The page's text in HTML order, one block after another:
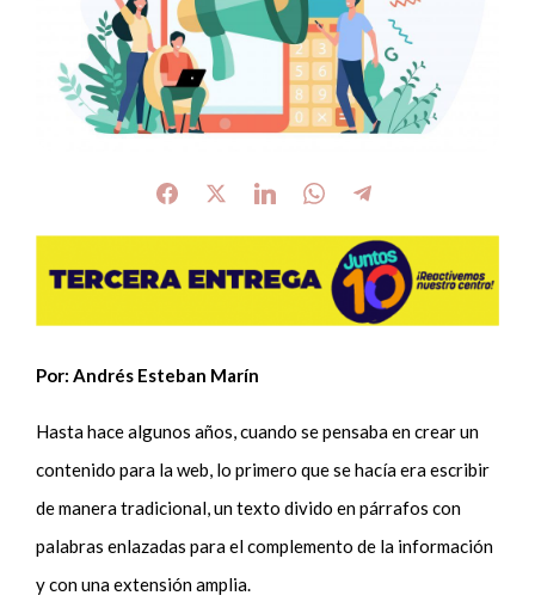
Por: Andrés Esteban Marín
Hasta hace algunos años, cuando se pensaba en crear un
contenido para la web, lo primero que se hacía era escribir
de manera tradicional, un texto divido en párrafos con
palabras enlazadas para el complemento de la información
y con una extensión amplia.